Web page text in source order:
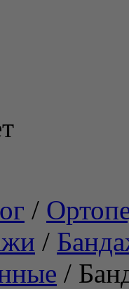
/
/
/